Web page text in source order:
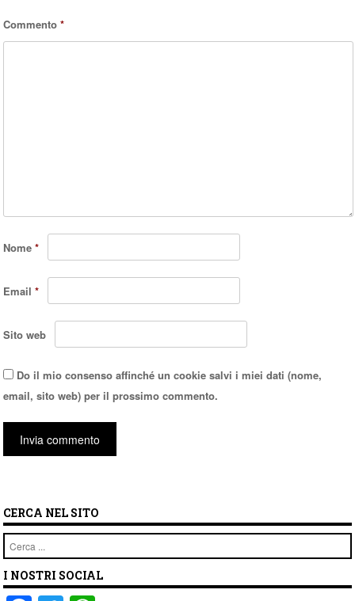
Commento*
Nome*
Email*
Sito web
Do il mio consenso affinché un cookie salvi i miei dati (nome,
email, sito web) per il prossimo commento.
CERCA NEL SITO
Cerca
I NOSTRI SOCIAL